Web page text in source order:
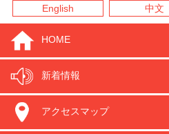
English 中文
HOME
新着情報
アクセスマップ